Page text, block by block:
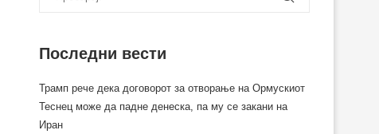
Последни вести
Трамп рече дека договорот за отворање на Ормускиот
Теснец може да падне денеска, па му се закани на
Иран